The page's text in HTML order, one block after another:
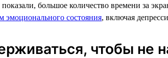
большое количество времени за
эмоционального состояния, включая
чтобы не